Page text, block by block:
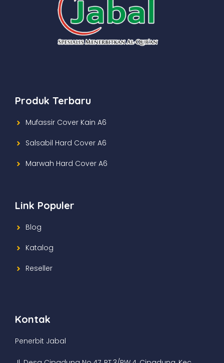
Produk Terbaru
Mufassir Cover Kain A6
Salsabil Hard Cover A6
Marwah Hard Cover A6
Link Populer
Blog
Katalog
Reseller
Kontak
Penerbit Jabal